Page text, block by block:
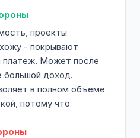
проекты
- покрывают
платеж. Может после
большой доход.
в полном объеме
потому что